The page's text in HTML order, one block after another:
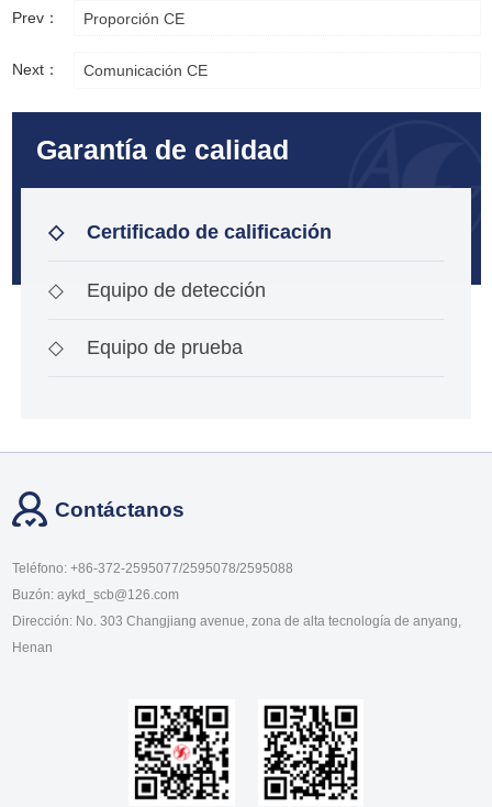
Garantía de calidad
◇ Certificado de calificación
◇ Equipo de detección
◇ Equipo de prueba
Prev： Proporción CE
Next： Comunicación CE
Contáctanos
Teléfono: +86-372-2595077/2595078/2595088
Buzón: aykd_scb@126.com
Dirección: No. 303 Changjiang avenue, zona de alta tecnología de anyang,
Henan